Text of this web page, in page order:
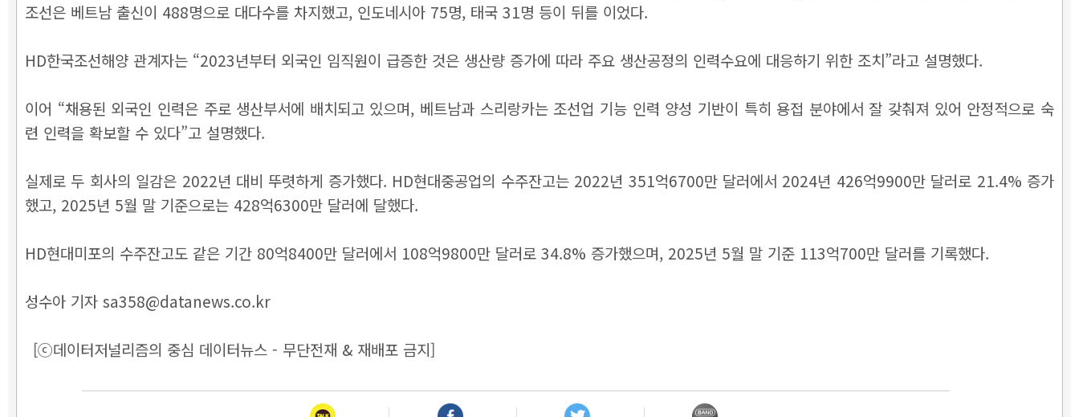
조선은 베트남 출신이 488명으로 대다수를 차지했고, 인도네시아 75명, 태국 31명 등이 뒤를 이었다.
HD한국조선해양 관계자는 “2023년부터 외국인 임직원이 급증한 것은 생산량 증가에 따라 주요 생산공정의 인력수요에 대응하기 위한 조치”라고 설명했다.
이어 “채용된 외국인 인력은 주로 생산부서에 배치되고 있으며, 베트남과 스리랑카는 조선업 기능 인력 양성 기반이 특히 용접 분야에서 잘 갖춰져 있어 안정적으로 숙
련 인력을 확보할 수 있다”고 설명했다.
실제로 두 회사의 일감은 2022년 대비 뚜렷하게 증가했다. HD현대중공업의 수주잔고는 2022년 351억6700만 달러에서 2024년 426억9900만 달러로 21.4% 증가
했고, 2025년 5월 말 기준으로는 428억6300만 달러에 달했다.
HD현대미포의 수주잔고도 같은 기간 80억8400만 달러에서 108억9800만 달러로 34.8% 증가했으며, 2025년 5월 말 기준 113억700만 달러를 기록했다.
성수아 기자 sa358@datanews.co.kr
[ⓒ데이터저널리즘의 중심 데이터뉴스 - 무단전재 & 재배포 금지]